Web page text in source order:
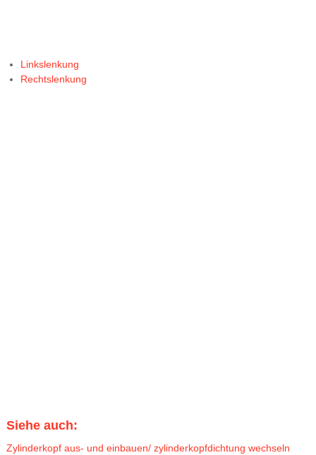
Linkslenkung
Rechtslenkung
Siehe auch:
Zylinderkopf aus- und einbauen/ zylinderkopfdichtung wechseln